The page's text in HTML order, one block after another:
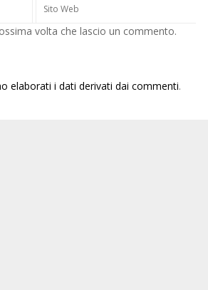
volta che lascio un commento.
elaborati i dati derivati dai commenti.